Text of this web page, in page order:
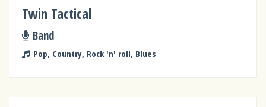
Twin Tactical
Band
Pop, Country, Rock 'n' roll, Blues